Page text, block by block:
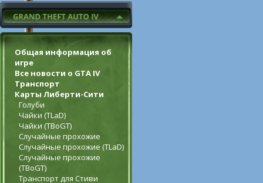
Общая информация об
игре
Все новости о GTA IV
Транспорт
Карты Либерти-Сити
Голуби
Чайки (TLaD)
Чайки (TBoGT)
Случайные прохожие
Случайные прохожие (TLaD)
Случайные прохожие
(TBoGT)
Транспорт для Стиви